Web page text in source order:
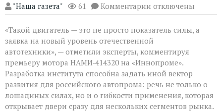
"Наша газета" 61 Комментарии к
записи
мотор — не
ради
а
ради
возможностей»
отключены
«Такой двигатель — это не просто показатель силы, а
заявка на новый уровень отечественной
автотехники», — отметили эксперты, комментируя
премьеру мотора НАМИ‑414320 на «Иннопроме».
Разработка института способна задать иной вектор
развития для российского автопрома: речь не только о
лошадиных силах, но и о гибкости применения, которая
открывает двери сразу для нескольких сегментов рынка.